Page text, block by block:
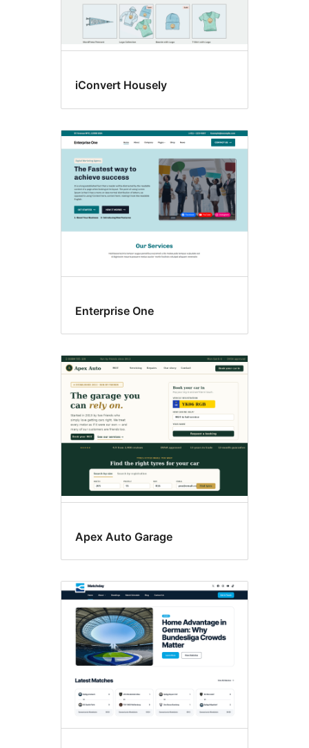
iConvert Housely
Enterprise One
Apex Auto Garage